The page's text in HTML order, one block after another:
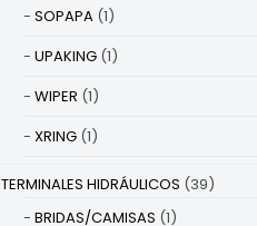
SOPAPA (1)
UPAKING (1)
WIPER (1)
XRING (1)
TERMINALES HIDRÁULICOS (39)
BRIDAS/CAMISAS (1)